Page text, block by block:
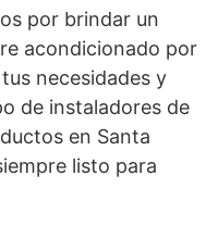
por brindar un
acondicionado por
necesidades y
de instaladores de
en Santa
listo para